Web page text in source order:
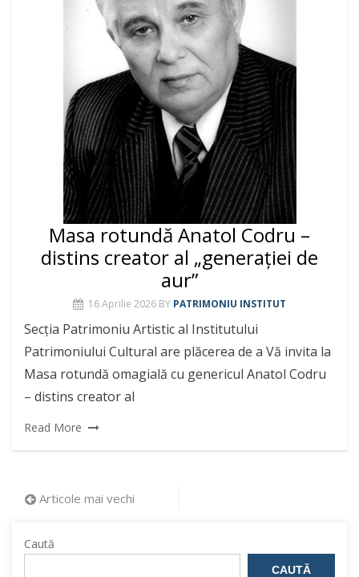
Masa rotundă Anatol Codru –
distins creator al „generației de
aur”
16 Aprilie 2026 BY PATRIMONIU INSTITUT
Secția Patrimoniu Artistic al Institutului
Patrimoniului Cultural are plăcerea de a Vă invita la
Masa rotundă omagială cu genericul Anatol Codru
– distins creator al
Read More
Navigare
articole
Articole mai vechi
Caută
CAUTĂ